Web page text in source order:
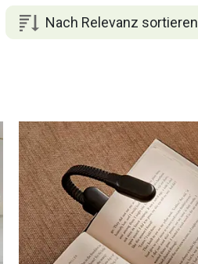
Nach Relevanz sortieren